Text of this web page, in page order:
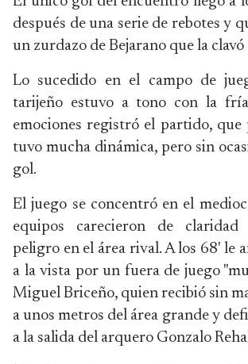
después de una serie de rebotes y
un zurdazo de Bejarano que la clavó
Lo sucedido en el campo de
tarijeño estuvo a tono con la fría
emociones registró el partido, que
tuvo mucha dinámica, pero sin
gol.
El juego se concentró en el
equipos carecieron de claridad
peligro en el área rival. A los 68' le
a la vista por un fuera de juego
Miguel Briceño, quien recibió sin
a unos metros del área grande y
a la salida del arquero Gonzalo